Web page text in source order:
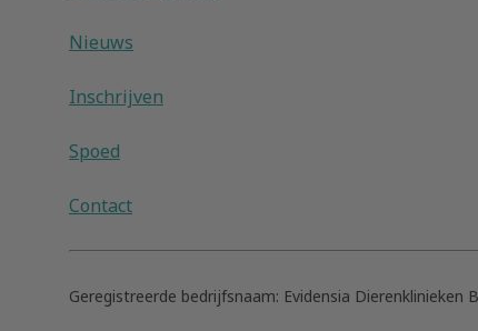
Nieuws
Inschrijven
Spoed
Contact
Geregistreerde bedrijfsnaam: Evidensia Dierenklinieken